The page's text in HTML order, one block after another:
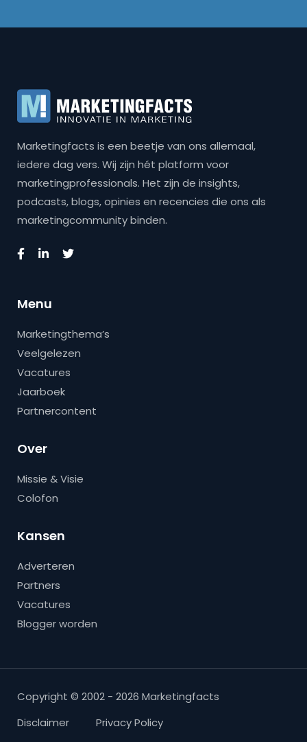
Marketingfacts is een beetje van ons allemaal,
iedere dag vers. Wij zijn hét platform voor
marketingprofessionals. Het zijn de insights,
podcasts, blogs, opinies en recencies die ons als
marketingcommunity binden.
Menu
Marketingthema’s
Veelgelezen
Vacatures
Jaarboek
Partnercontent
Over
Missie & Visie
Colofon
Kansen
Adverteren
Partners
Vacatures
Blogger worden
Copyright © 2002 - 2026 Marketingfacts
Disclaimer
Privacy Policy